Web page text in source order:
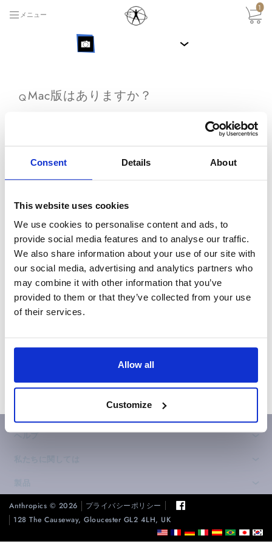
Consent Details About
This website uses cookies
We use cookies to personalise content and ads, to
provide social media features and to analyse our traffic.
We also share information about your use of our site with
our social media, advertising and analytics partners who
may combine it with other information that you’ve
provided to them or that they’ve collected from your use
of their services.
Allow all
Customize
メニュー
1
›
QMac版はありますか？
はい、PortraitProのご購入時に受け取られるリ
ンクは、Windows用とMac用の両方です。
はそれ以降（2007年以降に製造されたMac）の
みへの対応となります。PowerPCベースのMac
には対応しておりませんのでご注意ください。
戻る
ヘルプ
Anthropics © 2026
プライバシーポリシー
128 The Causeway, Gloucester GL2 4LH, UK